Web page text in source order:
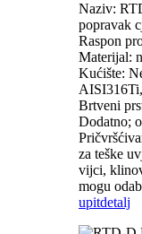
Naziv:
popravak
Raspon
Materijal:
Kućište:
AISI316Ti,
Brtveni
Dodatno;
za teške
vijci,
mogu
upitdetalj